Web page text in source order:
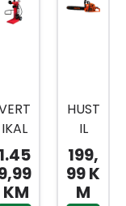
IKAL
NI
AČ
1.45
KM
HUST
IL
MOT
ORN
A
199,
99 K
M